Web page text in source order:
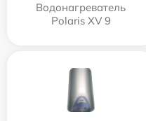
Водонагреватель
Polaris XV 9